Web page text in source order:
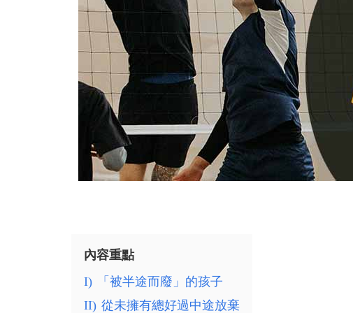
內容重點
I)
「被半途而廢」的孩子
II) 從未擁有總好過中途放棄